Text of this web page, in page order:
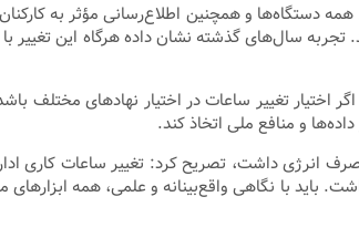
دستگاه‌ها و همچنین اطلاع‌رسانی مؤثر به
سال‌های گذشته نشان داده هرگاه این تغییر
تغییر ساعات در اختیار نهادهای مختلف
و منافع ملی اتخاذ کند.
انرژی داشت، تصریح کرد: تغییر ساعات کاری
با نگاهی واقع‌بینانه و علمی، همه ابزارهای